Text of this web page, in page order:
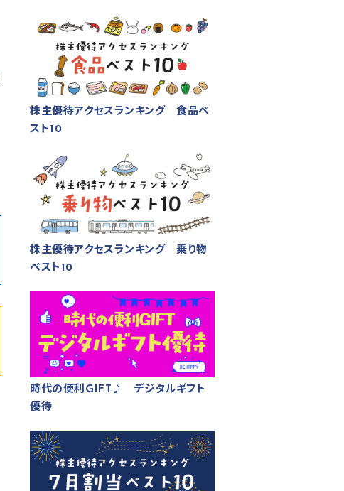
株主優待アクセスランキング 食品ベ
スト10
株主優待アクセスランキング 乗り物
ベスト10
時代の便利GIFT♪ デジタルギフト
優待